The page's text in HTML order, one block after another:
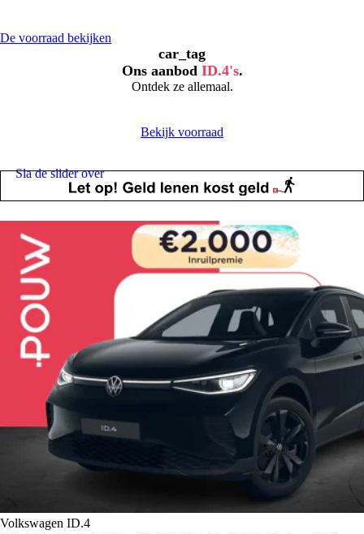
De voorraad bekijken
car_tag
Ons aanbod ID.4's.
Ontdek ze allemaal.
Bekijk voorraad
Sla de slider over
Volkswagen ID.4